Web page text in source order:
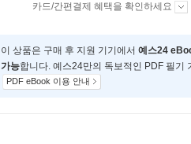
카드/간편결제 혜택을 확인하세요
이 상품은 구매 후 지원 기기에서 예스24
가능합니다. 예스24만의 독보적인 PDF 필기
PDF eBook 이용 안내